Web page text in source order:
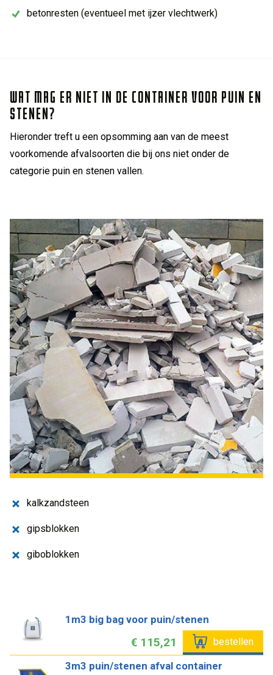
betonresten (eventueel met ijzer vlechtwerk)
WAT MAG ER NIET IN DE CONTAINER VOOR PUIN EN
STENEN?
Hieronder treft u een opsomming aan van de meest
voorkomende afvalsoorten die bij ons niet onder de
categorie puin en stenen vallen.
kalkzandsteen
gipsblokken
giboblokken
1m3 big bag voor puin/stenen
€ 115,21 bestellen
3m3 puin/stenen afval container